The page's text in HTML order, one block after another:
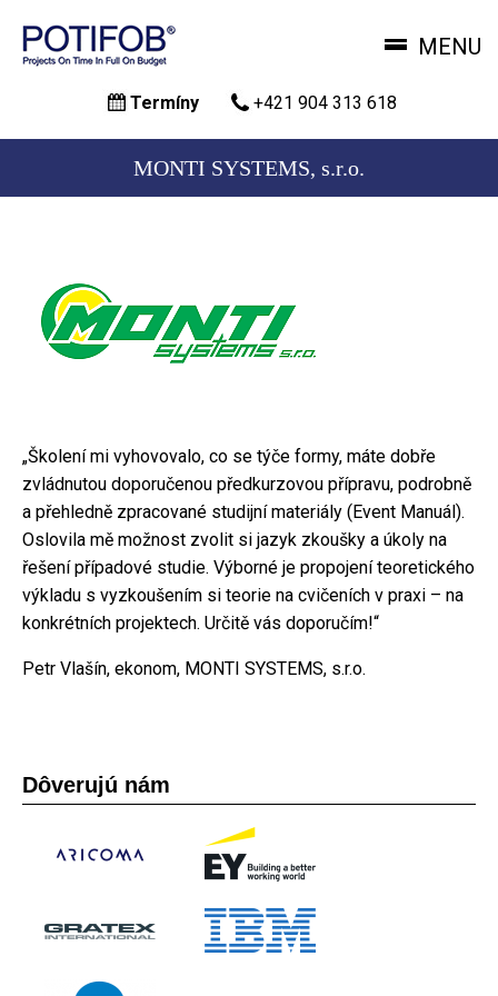
hlavný
MENU
Termíny +421 904 313 618
MONTI SYSTEMS, s.r.o.
„Školení mi vyhovovalo, co se týče formy, máte dobře
zvládnutou doporučenou předkurzovou přípravu, podrobně
a přehledně zpracované studijní materiály (Event Manuál).
Oslovila mě možnost zvolit si jazyk zkoušky a úkoly na
řešení případové studie. Výborné je propojení teoretického
výkladu s vyzkoušením si teorie na cvičeních v praxi – na
konkrétních projektech. Určitě vás doporučím!“
Petr Vlašín, ekonom, MONTI SYSTEMS, s.r.o.
Dôverujú nám